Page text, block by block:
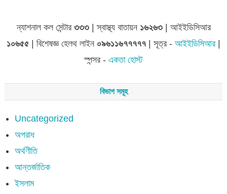
ন্যাশনাল কল সেন্টার ৩৩৩| স্বাস্থ্য বাতায়ন ১৬২৬৩| আইইডিসিআর
১০৬৫৫ | বিশেষজ্ঞ হেলথ লাইন ০৯৬১১৬৭৭৭৭৭| সূত্র - আইইডিসিআর|
স্পন্সর - একতা হোস্ট
বিভাগ সমূহ
Uncategorized
অপরাধ
অর্থণীতি
আন্তর্জাতিক
ইসলাম